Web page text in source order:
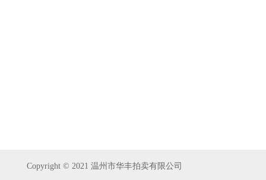
Copyright © 2021 温州市华丰拍卖有限公司